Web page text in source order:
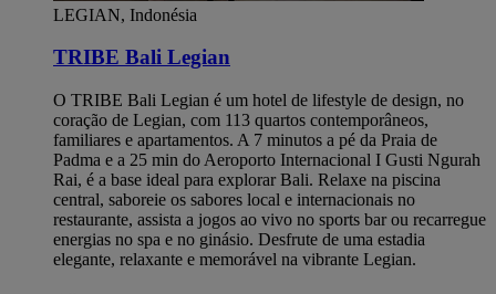
LEGIAN, Indonésia
TRIBE Bali Legian
O TRIBE Bali Legian é um hotel de lifestyle de design, no
coração de Legian, com 113 quartos contemporâneos,
familiares e apartamentos. A 7 minutos a pé da Praia de
Padma e a 25 min do Aeroporto Internacional I Gusti Ngurah
Rai, é a base ideal para explorar Bali. Relaxe na piscina
central, saboreie os sabores local e internacionais no
restaurante, assista a jogos ao vivo no sports bar ou recarregue
energias no spa e no ginásio. Desfrute de uma estadia
elegante, relaxante e memorável na vibrante Legian.